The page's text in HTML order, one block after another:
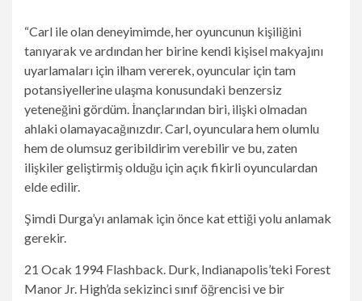
“Carl ile olan deneyimimde, her oyuncunun kişiliğini
tanıyarak ve ardından her birine kendi kişisel makyajını
uyarlamaları için ilham vererek, oyuncular için tam
potansiyellerine ulaşma konusundaki benzersiz
yeteneğini gördüm. İnançlarından biri, ilişki olmadan
ahlaki olamayacağınızdır. Carl, oyunculara hem olumlu
hem de olumsuz geribildirim verebilir ve bu, zaten
ilişkiler geliştirmiş olduğu için açık fikirli oyunculardan
elde edilir.
Şimdi Durga’yı anlamak için önce kat ettiği yolu anlamak
gerekir.
21 Ocak 1994 Flashback. Durk, Indianapolis’teki Forest
Manor Jr. High’da sekizinci sınıf öğrencisi ve bir